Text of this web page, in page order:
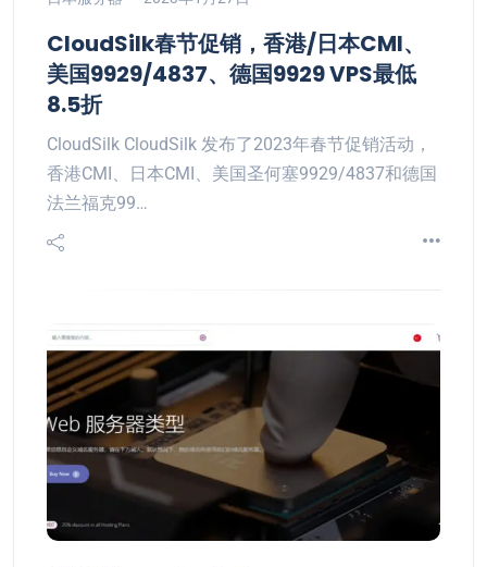
CloudSilk春节促销，香港/日本CMI、
美国9929/4837、德国9929 VPS最低
8.5折
CloudSilk CloudSilk 发布了2023年春节促销活动，
香港CMI、日本CMI、美国圣何塞9929/4837和德国
法兰福克99…